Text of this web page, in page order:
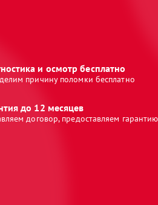
и осмотр бесплатно
причину поломки бесплатно
до 12 месяцев
договор, предоставляем гарантию